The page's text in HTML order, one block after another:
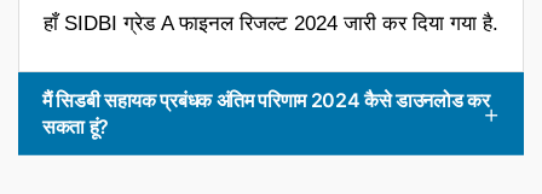
हाँ SIDBI ग्रेड A फाइनल रिजल्ट 2024 जारी कर दिया गया है.
मैं सिडबी सहायक प्रबंधक अंतिम परिणाम 2024 कैसे डाउनलोड कर
सकता हूं?